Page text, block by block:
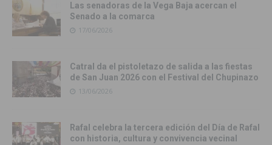
Las senadoras de la Vega Baja acercan el
Senado a la comarca
17/06/2026
Catral da el pistoletazo de salida a las fiestas
de San Juan 2026 con el Festival del Chupinazo
13/06/2026
Rafal celebra la tercera edición del Día de Rafal
con historia, cultura y convivencia vecinal